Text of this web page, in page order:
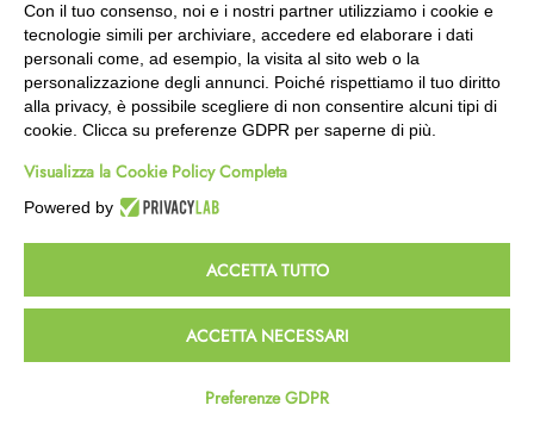
Fanano (MO)
059 8676485
349 9202419
388 8659473
info@cepgreen.com
Orario
Dal lunedì al venerdì
8:00 – 12:30 / 13:30 - 19:00
8:30 – 12:30 / 15:30 - 19:00
© 2023 Powered & Designed byPassepartout
Termini e Condizioni Privacy e Cookie Policy
Con il tuo consenso, noi e i nostri partner utilizziamo i cookie e
tecnologie simili per archiviare, accedere ed elaborare i dati
personali come, ad esempio, la visita al sito web o la
personalizzazione degli annunci. Poiché rispettiamo il tuo diritto
alla privacy, è possibile scegliere di non consentire alcuni tipi di
cookie. Clicca su preferenze GDPR per saperne di più.
Visualizza la Cookie Policy Completa
Powered by
ACCETTA TUTTO
ACCETTA NECESSARI
Preferenze GDPR